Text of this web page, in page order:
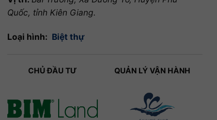
Quốc, tỉnh Kiên Giang.
Loại hình: Biệt thự
CHỦ ĐẦU TƯ QUẢN LÝ VẬN HÀNH